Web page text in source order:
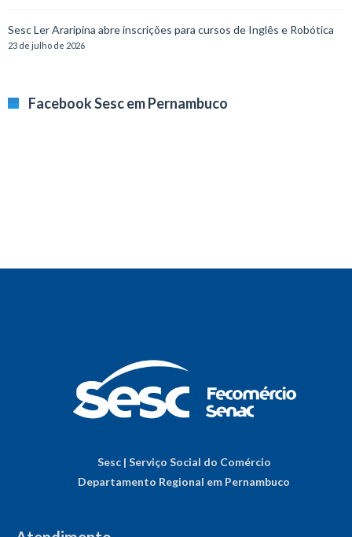
Sesc Ler Araripina abre inscrições para cursos de Inglês e Robótica
23 de julho de 2026
Facebook Sesc em Pernambuco
Sesc | Serviço Social do Comércio
Departamento Regional em Pernambuco